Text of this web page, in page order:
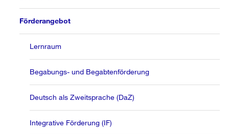
Förderangebot
Lernraum
Begabungs- und Begabtenförderung
Deutsch als Zweitsprache (DaZ)
Integrative Förderung (IF)